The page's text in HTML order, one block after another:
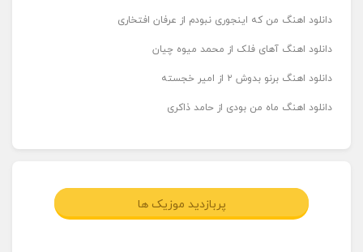
دانلود اهنگ من که اینجوری نبودم از عرفان افتخاری
دانلود اهنگ آهای فلک از محمد میوه چیان
دانلود اهنگ برنو بدوش ۲ از امیر خجسته
دانلود اهنگ ماه من بودی از حامد ذاکری
پربازدید موزیک ها